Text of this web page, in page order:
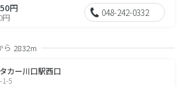
円
円 048-242-0332
ら 2832m
カー川口駅西口
1-5